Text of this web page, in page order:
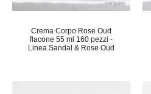
Crema Corpo Rose Oud
flacone 55 ml 160 pezzi -
Linea Sandal & Rose Oud